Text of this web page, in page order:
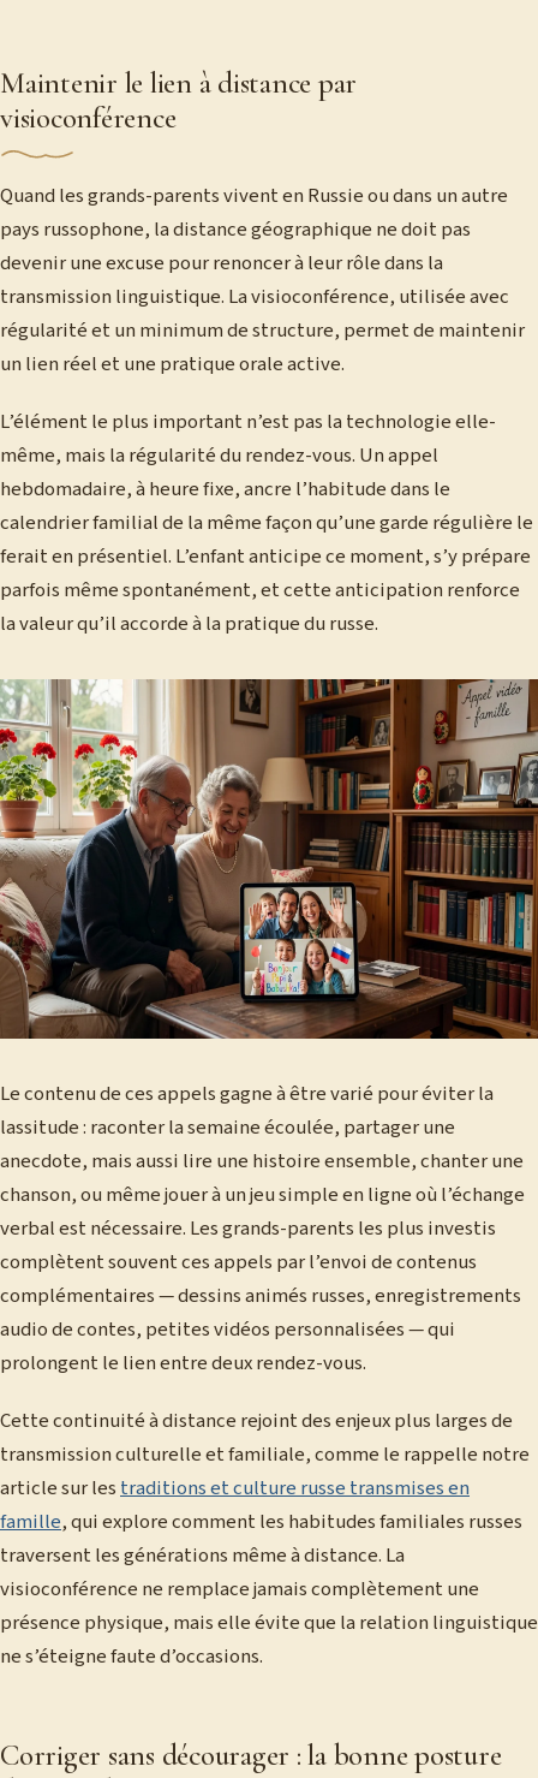
Maintenir le lien à distance par
visioconférence
Quand les grands-parents vivent en Russie ou dans un autre
pays russophone, la distance géographique ne doit pas
devenir une excuse pour renoncer à leur rôle dans la
transmission linguistique. La visioconférence, utilisée avec
régularité et un minimum de structure, permet de maintenir
un lien réel et une pratique orale active.
L’élément le plus important n’est pas la technologie elle-
même, mais la régularité du rendez-vous. Un appel
hebdomadaire, à heure fixe, ancre l’habitude dans le
calendrier familial de la même façon qu’une garde régulière le
ferait en présentiel. L’enfant anticipe ce moment, s’y prépare
parfois même spontanément, et cette anticipation renforce
la valeur qu’il accorde à la pratique du russe.
Le contenu de ces appels gagne à être varié pour éviter la
lassitude : raconter la semaine écoulée, partager une
anecdote, mais aussi lire une histoire ensemble, chanter une
chanson, ou même jouer à un jeu simple en ligne où l’échange
verbal est nécessaire. Les grands-parents les plus investis
complètent souvent ces appels par l’envoi de contenus
complémentaires — dessins animés russes, enregistrements
audio de contes, petites vidéos personnalisées — qui
prolongent le lien entre deux rendez-vous.
Cette continuité à distance rejoint des enjeux plus larges de
transmission culturelle et familiale, comme le rappelle notre
article sur lestraditions et culture russe transmises en
famille, qui explore comment les habitudes familiales russes
traversent les générations même à distance. La
visioconférence ne remplace jamais complètement une
présence physique, mais elle évite que la relation linguistique
ne s’éteigne faute d’occasions.
Corriger sans décourager : la bonne posture